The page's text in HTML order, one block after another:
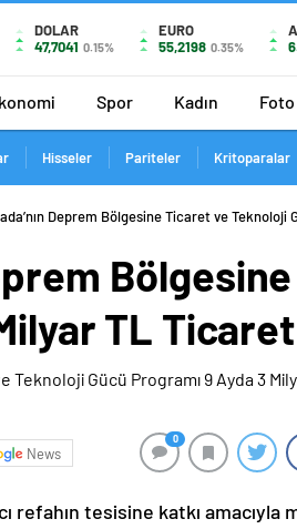
DOLAR
47,7041 0.15%
EURO
55,2198 0.35%
Spor Kadın
Hisseler Pariteler Kritoparalar
Deprem Bölgesine Ticaret ve Teknoloji
TL
News
0
refahın tesisine katkı amacıyla